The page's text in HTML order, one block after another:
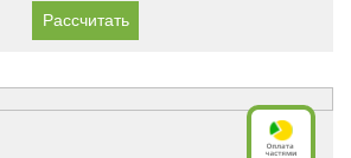
Рассчитать